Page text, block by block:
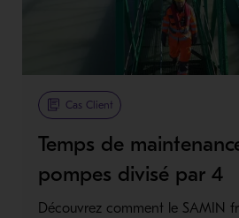
Cas Client
Temps de
pompes divisé par 4
Découvrez comment le SAMIN